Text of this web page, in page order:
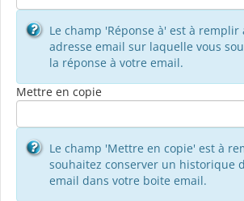
Le champ 'Réponse à' est à remplir
adresse email sur laquelle vous
la réponse à votre email.
Mettre en copie
Le champ 'Mettre en copie' est à
souhaitez conserver un historique
email dans votre boite email.